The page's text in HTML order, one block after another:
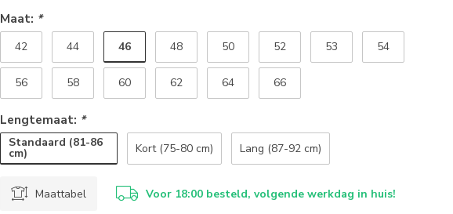
Maat: *
42 44 46 48 50 52 53 54
56 58 60 62 64 66
Lengtemaat: *
Standaard (81-86
cm) Kort (75-80 cm) Lang (87-92 cm)
Maattabel Voor 18:00 besteld, volgende werkdag in huis!